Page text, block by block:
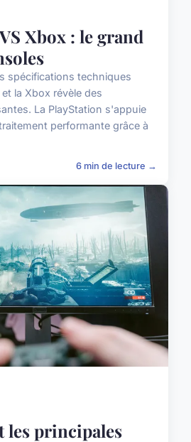
Xbox : le grand
spécifications techniques
la Xbox révèle des
La PlayStation s'appuie
performante grâce à
6 min de lecture →
les principales